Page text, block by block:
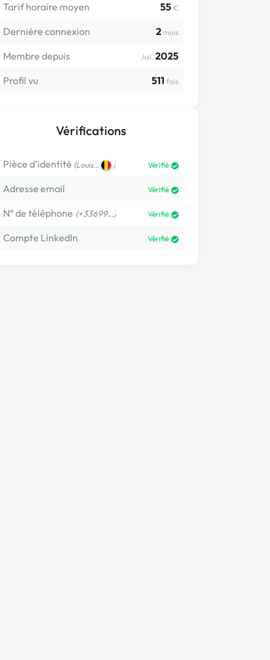
Tarif horaire moyen 55 €
Dernière connexion 2 mois
Membre depuis Juil. 2025
Profil vu
511 fois
Vérifications
Pièce d’identité (Louis… ) Vérifié
Adresse email Vérifié
N° de téléphone (+33699…) Vérifié
Compte LinkedIn Vérifié